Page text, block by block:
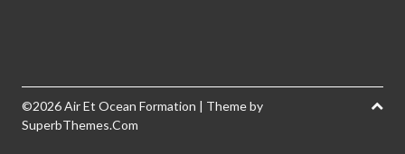
©2026 Air Et Ocean Formation | Theme by
SuperbThemes.Com